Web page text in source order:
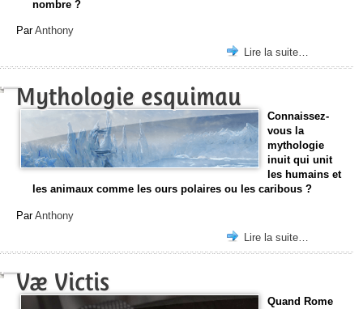
nombre ?
ParAnthony
Lire la suite…
Mythologie esquimau
Connaissez-
vous la
mythologie
inuit qui unit
les humains et
les animaux comme les ours polaires ou les caribous ?
ParAnthony
Lire la suite…
Væ Victis
Quand Rome